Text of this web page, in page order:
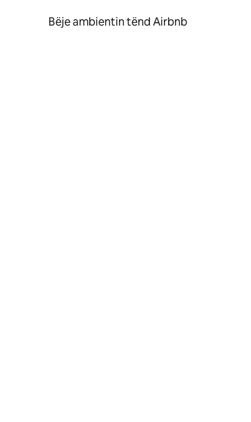
Bëje ambientin tënd Airbnb